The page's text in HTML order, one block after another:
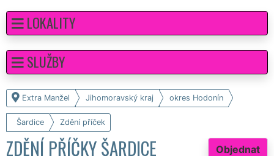
Extra Manžel Jihomoravský kraj okres Hodonín
Šardice Zdění příček
Objednat
ZDĚNÍ PŘÍČKY ŠARDICE
LOKALITY
SLUŽBY